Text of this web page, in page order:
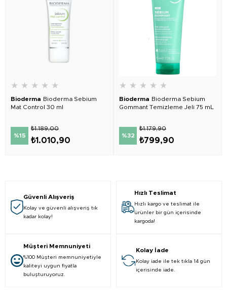
★ ★ ★ ★ ★
Bioderma Bioderma Sebium
Mat Control 30 ml
%15
₺1.010,90
₺1.189,00
★ ★ ★ ★ ★
Bioderma Bioderma Sebium
Gommant Temizleme Jeli 75 mL
%32
₺799,90
₺1.179,90
Güvenli Alışveriş
Kolay ve güvenli alışveriş tık
kadar kolay!
Hızlı Teslimat
Hızlı kargo ve teslimat ile
ürünler bir gün içerisinde
kargoda!
Müşteri Memnuniyeti
%100 Müşteri memnuniyetiyle
kaliteyi uygun fiyatla
buluşturuyoruz.
Kolay İade
Kolay iade ile tek tıkla 14 gün
içerisinde iade.